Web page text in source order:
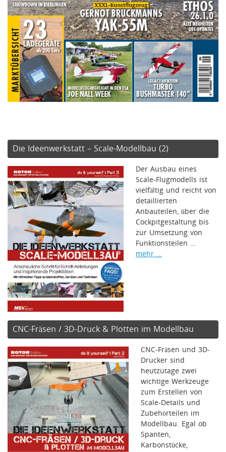
Die Ideenwerkstatt – Scale-Modellbau (2)
Der Ausbau eines
Scale-Flugmodells ist
vielfältig und reicht von
detaillierten
Anbauteilen, über die
Cockpitgestaltung bis
zur Umsetzung von
Funktionsteilen …
mehr …
CNC-Fräsen / 3D-Druck & Plotten im Modellbau
CNC-Fräsen und 3D-
Drucker sind
heutzutage zwei
wichtige Werkzeuge
zum Erstellen von
Scale-Details und
Zubehörteilen im
Modellbau. Egal ob
Spanten,
Karbonstücke,